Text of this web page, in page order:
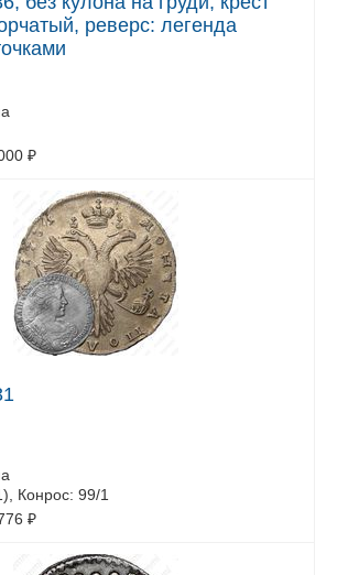
реверс: легенда
₽
Конрос: 99/1
₽